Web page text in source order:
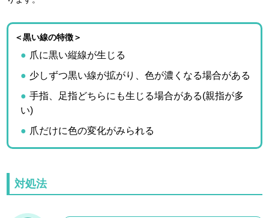
＜黒い線の特徴＞
爪に黒い縦線が生じる
少しずつ黒い線が拡がり、色が濃くなる場合がある
手指、足指どちらにも生じる場合がある(親指が多
い)
爪だけに色の変化がみられる
対処法